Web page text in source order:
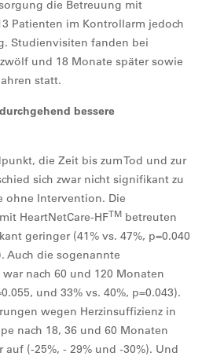
die Betreuung mit
Patienten im Kontrollarm jedoch
Studienvisiten fanden bei
und 18 Monate später sowie
statt.
bessere
die Zeit bis zum Tod und zur
sich zwar nicht signifikant zu
ohne Intervention. Die
HeartNetCare-HFTM betreuten
geringer (41% vs. 47%, p=0.040
Auch die sogenannte
nach 60 und 120 Monaten
und 33% vs. 40%, p=0.043).
wegen Herzinsuffizienz in
nach 18, 36 und 60 Monaten
(-25%, - 29% und -30%). Und